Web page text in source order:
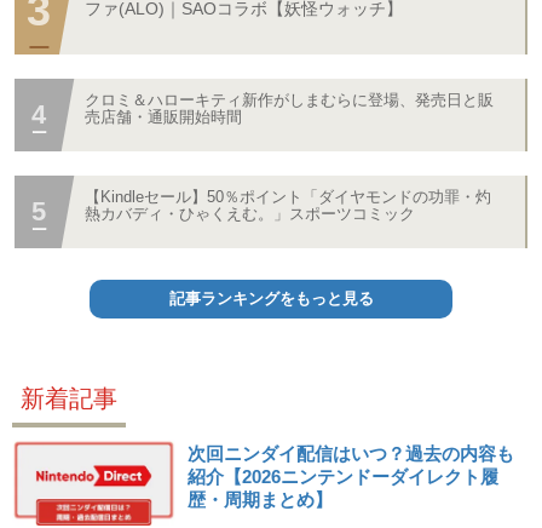
ファ(ALO)｜SAOコラボ【妖怪ウォッチ】
クロミ＆ハローキティ新作がしまむらに登場、発売日と販
売店舗・通販開始時間
【Kindleセール】50％ポイント「ダイヤモンドの功罪・灼
熱カバディ・ひゃくえむ。」スポーツコミック
記事ランキングをもっと見る
新着記事
次回ニンダイ配信はいつ？過去の内容も
紹介【2026ニンテンドーダイレクト履
歴・周期まとめ】